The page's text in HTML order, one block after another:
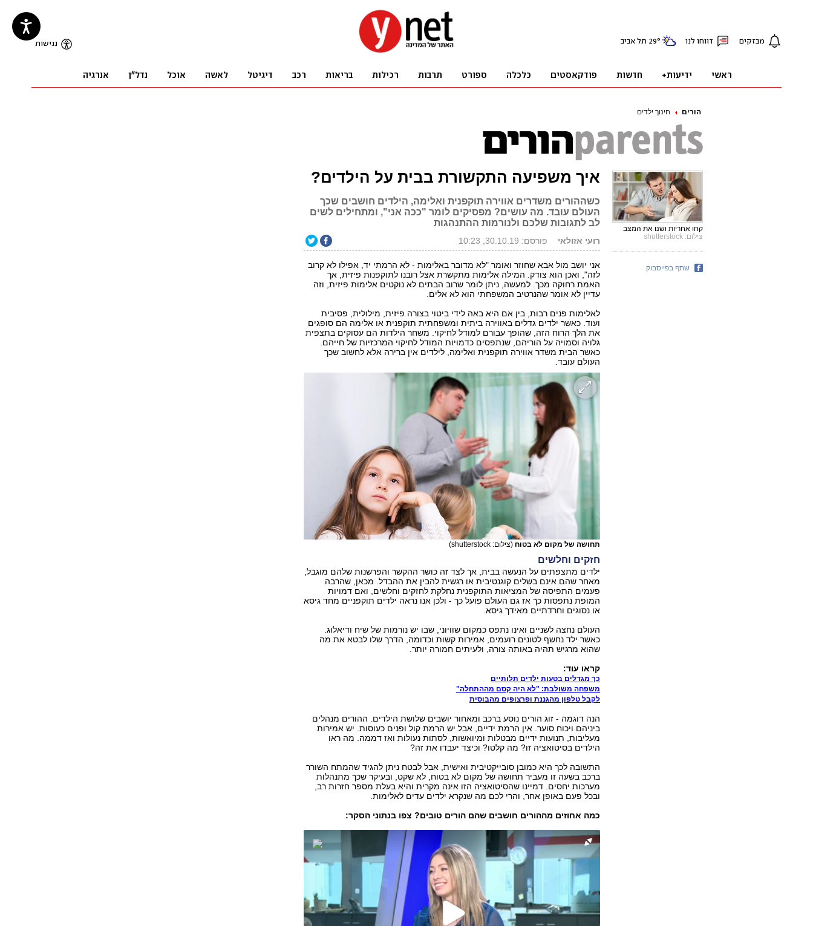
הורים חינוך ילדים
איך משפיעה התקשורת בבית על הילדים?
כשההורים משדרים אווירה תוקפנית ואלימה, הילדים חושבים שכך
העולם עובד. מה עושים? מפסיקים לומר "ככה אני", ומתחילים לשים
לב לתגובות שלכם ולנורמות ההתנהגות
רועי אזולאי פורסם: 30.10.19, 10:23
אני יושב מול אבא שחוזר ואומר "לא מדובר באלימות - לא הרמתי יד, אפילו לא קרוב
לזה", ואכן הוא צודק. המילה אלימות מתקשרת אצל רובנו לתוקפנות פיזית, אך
האמת רחוקה מכך. למעשה, ניתן לומר שרוב הבתים לא נוקטים אלימות פיזית, וזה
עדיין לא אומר שהנרטיב המשפחתי הוא לא אלים.
לאלימות פנים רבות, בין אם היא באה לידי ביטוי בצורה פיזית, מילולית, פסיבית
ועוד. כאשר ילדים גדלים באווירה ביתית ומשפחתית תוקפנית או אלימה הם סופגים
את הלך הרוח הזה, שהופך עבורם למודל לחיקוי. משחר הילדות הם עסוקים בתצפית
גלויה וסמויה על הוריהם, שנתפסים כדמויות המודל לחיקוי המרכזיות של חייהם.
כאשר הבית משדר אווירה תוקפנית ואלימה, לילדים אין ברירה אלא לחשוב שכך
העולם עובד.
תחושה של מקום לא בטוח (צילום: shutterstock)
חזקים וחלשים
ילדים מתצפתים על הנעשה בבית, אך לצד זה כושר ההקשר והפרשנות שלהם מוגבל,
מאחר שהם אינם בשלים קוגנטיבית או רגשית להבין את ההבדל. מכאן, שהרבה
פעמים התפיסה של המציאות התוקפנית נחלקת לחזקים וחלשים, ואם דמויות
המופת נתפסות כך אז גם העולם פועל כך - ולכן אנו נראה ילדים תוקפניים מחד גיסא
או נסוגים וחרדתיים מאידך גיסא.
העולם נחצה לשניים ואינו נתפס כמקום שוויוני, שבו יש נורמות של שיח ודיאלוג.
כאשר ילד נחשף לטונים רועמים, אמירות קשות וכדומה, הדרך שלו לבטא את מה
שהוא מרגיש תהיה באותה צורה, ולעיתים חמורה יותר.
קראו עוד:
כך מגדלים בטעות ילדים תלותיים
משפחה משולבת: "לא היה קסם מההתחלה"
לקבל טלפון מהגננת ופרצופים מהבוסית
הנה דוגמה - זוג הורים נוסע ברכב ומאחור יושבים שלושת הילדים. ההורים מנהלים
ביניהם ויכוח סוער. אין הרמת ידיים, אבל יש הרמת קול ופנים כעוסות. יש אמירות
מעליבות, תנועות ידיים מבטלות ומיואשות, לסתות נעולות ואז דממה. מה ראו
הילדים בסיטואציה זו? מה קלטו? וכיצד יעבדו את זה?
התשובה לכך היא כמובן סובייקטיבית ואישית, אבל לבטח ניתן להגיד שהמתח השורר
ברכב בשעה זו מעביר תחושה של מקום לא בטוח, לא שקט, ובעיקר שכך מתנהלות
מערכות יחסים. דמיינו שהסיטואציה הזו אינה מקרית והיא בעלת מספר חזרות רב,
ובכל פעם באופן אחר, והרי לכם מה שנקרא ילדים עדים לאלימות.
כמה אחוזים מההורים חושבים שהם הורים טובים? צפו בנתוני הסקר:
קחו אחריות ושנו את המצב
צילום: shutterstock
שתף בפייסבוק